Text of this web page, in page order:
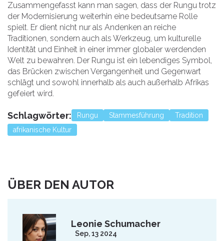
Zusammengefasst kann man sagen, dass der Rungu trotz
der Modernisierung weiterhin eine bedeutsame Rolle
spielt. Er dient nicht nur als Andenken an reiche
Traditionen, sondern auch als Werkzeug, um kulturelle
Identität und Einheit in einer immer globaler werdenden
Welt zu bewahren. Der Rungu ist ein lebendiges Symbol,
das Brücken zwischen Vergangenheit und Gegenwart
schlägt und sowohl innerhalb als auch außerhalb Afrikas
gefeiert wird.
Schlagwörter: Rungu Stammesführung
Tradition
afrikanische Kultur
ÜBER DEN AUTOR
Leonie Schumacher
Sep, 13 2024